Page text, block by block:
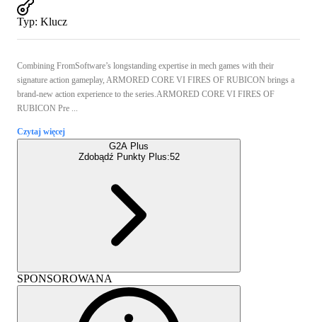
Typ: Klucz
Combining FromSoftware’s longstanding expertise in mech games with their
signature action gameplay, ARMORED CORE VI FIRES OF RUBICON brings a
brand-new action experience to the series.ARMORED CORE VI FIRES OF
RUBICON Pre ...
Czytaj więcej
G2A Plus
Zdobądź Punkty Plus:52
SPONSOROWANA